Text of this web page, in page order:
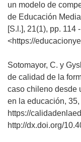
un modelo de
de Educación
[S.l.], 21(1), pp. 114
<https://
Sotomayor, C. y
de calidad de la
caso chileno desde
en la educación,
https://
http://dx.doi.org/